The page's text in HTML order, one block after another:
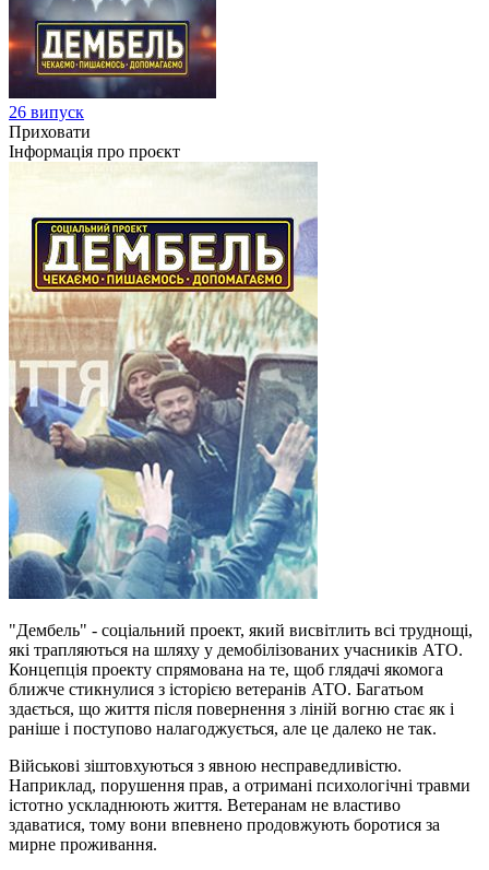
26 випуск
Приховати
Інформація про проєкт
"Дембель" - соціальний проект, який висвітлить всі труднощі,
які трапляються на шляху у демобілізованих учасників АТО.
Концепція проекту спрямована на те, щоб глядачі якомога
ближче стикнулися з історією ветеранів АТО. Багатьом
здається, що життя після повернення з ліній вогню стає як і
раніше і поступово налагоджується, але це далеко не так.
Військові зіштовхуються з явною несправедливістю.
Наприклад, порушення прав, а отримані психологічні травми
істотно ускладнюють життя. Ветеранам не властиво
здаватися, тому вони впевнено продовжують боротися за
мирне проживання.